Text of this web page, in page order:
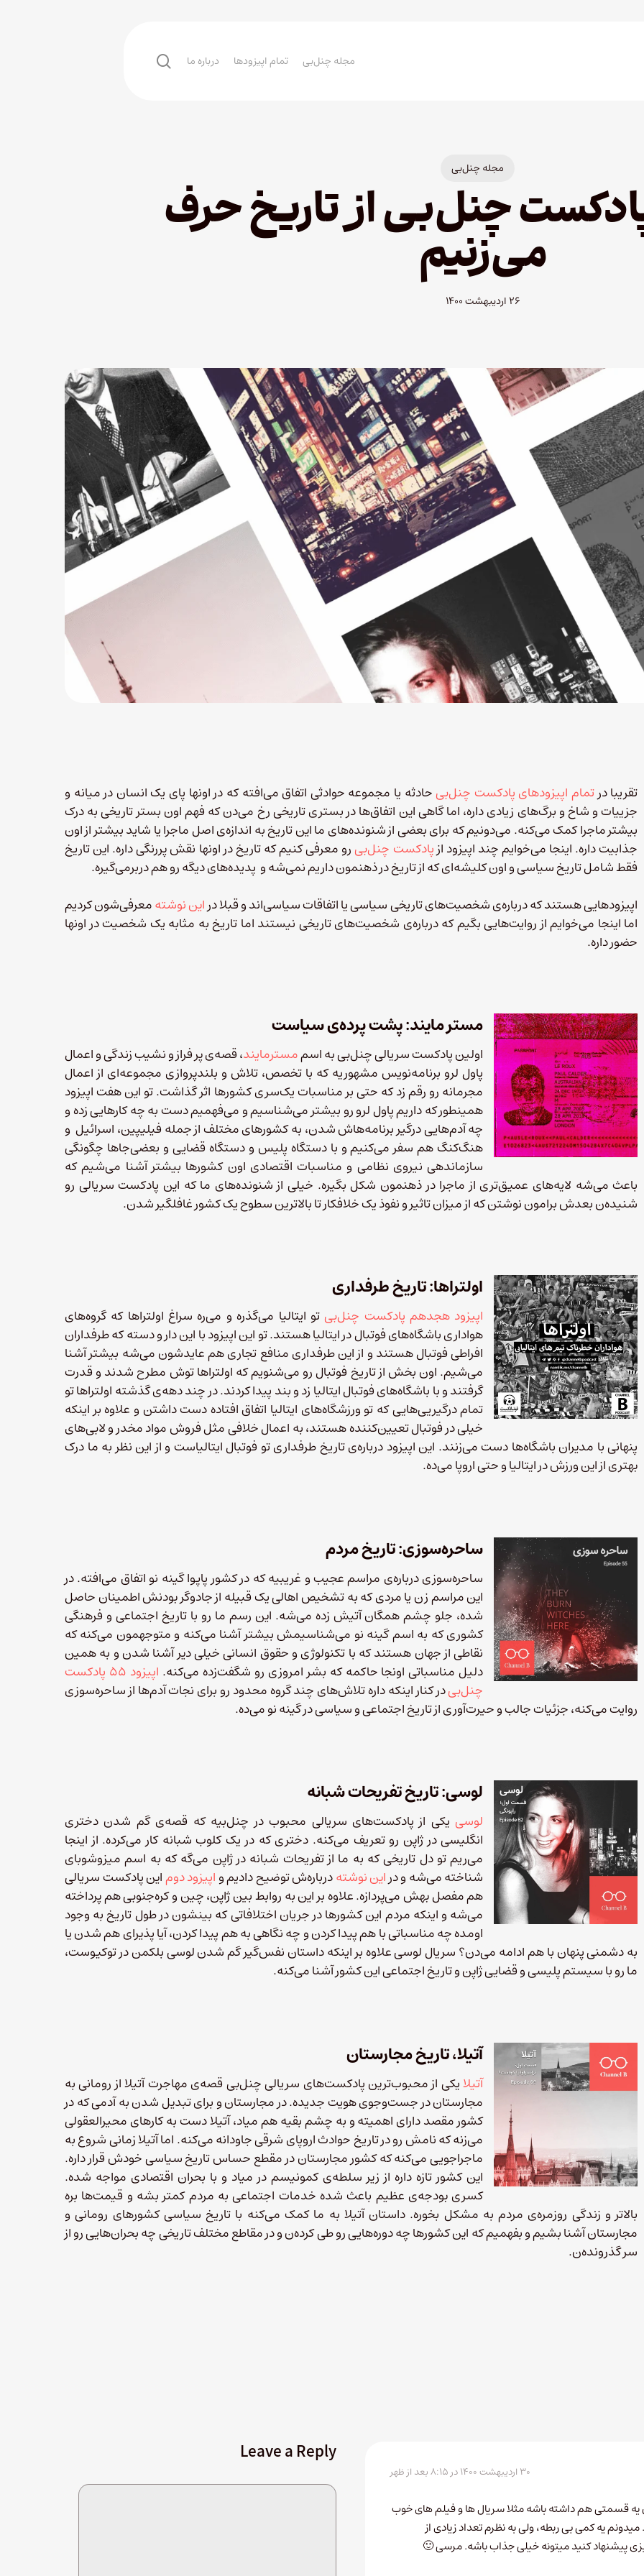
مجله چنل‌بی تمام اپیزودها درباره ما search
مجله چنل‌بی
چنل‌بی از تاریخ حرف
می‌زنیم
۲۶ اردیبهشت ۱۴۰۰
تقریبا درتمام اپیزودهای پادکست چنل‌بی حادثه‌ یا مجموعه حوادثی اتفاق می‌افته که در اونها پای یک انسان در میانه و
جزییات و شاخ و برگ‌های زیادی داره، اما گاهی این اتفاق‌ها در بستری تاریخی رخ می‌دن که فهم اون بستر تاریخی به درک
بیشتر ماجرا کمک می‌کنه. می‌دونیم که برای بعضی از شنونده‌های ما این تاریخ به اندازه‌ی اصل ماجرا یا شاید بیشتر از اون
جذابیت داره. اینجا می‌خوایم چند اپیزود ازپادکست چنل‌بی رو معرفی کنیم که تاریخ در اونها نقش پررنگی داره. این تاریخ
فقط شامل تاریخ سیاسی و اون کلیشه‌ای که از تاریخ در ذهنمون داریم نمی‌شه و پدیده‌های دیگه رو هم دربرمی‌گیره.
اپیزودهایی هستند که درباره‌ی شخصیت‌های تاریخی سیاسی یا اتفاقات سیاسی‌اند و قبلا دراین نوشتهمعرفی‌شون کردیم
اما اینجا می‌خوایم از روایت‌هایی بگیم که درباره‌ی شخصیت‌های تاریخی نیستند اما تاریخ به مثابه یک شخصیت در اونها
حضور داره.
مستر مایند: پشت پرده‌ی سیاست
اولین پادکست سریالی چنل‌بی به اسممسترمایند، قصه‌ی پر فراز و نشیب زندگی و اعمال
پاول لرو برنامه‌نویس مشهوریه که با تخصص، تلاش و بلندپروازی مجموعه‌ای از اعمال
مجرمانه رو رقم زد که حتی بر مناسبات یک‌سری کشورها اثر گذاشت. تو این هفت اپیزود
همینطور که داریم پاول لرو رو بیشتر می‌شناسیم و می‌فهمیم دست به چه کارهایی زده و
چه آدم‌هایی درگیر برنامه‌هاش شدن، به کشورهای مختلف از جمله فیلیپین، اسرائیل و
هنگ‌کنگ هم سفر می‌کنیم و با دستگاه پلیس و دستگاه قضایی و بعضی‌جاها چگونگی
سازماندهی نیروی نظامی و مناسبات اقتصادی اون کشورها بیشتر آشنا می‌شیم که
باعث می‌شه لایه‌های عمیق‌تری از ماجرا در ذهنمون شکل بگیره. خیلی از شنونده‌های ما که این پادکست سریالی رو
شنیده‌ن بعدش برامون نوشتن که از میزان تاثیر و نفوذ یک خلافکار تا بالاترین سطوح یک کشور غافلگیر شدن.
اولتراها: تاریخ طرفداری
اپیزود هجدهم پادکست چنل‌بی تو ایتالیا می‌گذره و می‌ره سراغ اولتراها که گروه‌های
هواداری باشگاه‌های فوتبال در ایتالیا هستند. تو این اپیزود با این دار و دسته‌ که طرفداران
افراطی فوتبال هستند و از این طرفداری منافع تجاری هم عایدشون می‌شه بیشتر آشنا
می‌شیم. اون بخش از تاریخ فوتبال رو می‌شنویم که اولتراها توش مطرح شدند و قدرت
گرفتند و با باشگاه‌های فوتبال ایتالیا زد و بند پیدا کردند. در چند دهه‌ی گذشته اولتراها تو
تمام درگیریی‌هایی که تو ورزشگاه‌های ایتالیا اتفاق افتاده دست داشتن و علاوه بر اینکه
خیلی در فوتبال تعیین‌کننده هستند، به اعمال خلافی مثل فروش مواد مخدر و لابی‌های
پنهانی با مدیران باشگاه‌ها دست می‌زنند. این اپیزود درباره‌ی تاریخ طرفداری تو فوتبال ایتالیاست و از این نظر به ما درک
بهتری از این ورزش در ایتالیا و حتی اروپا می‌ده.
ساحره‌سوزی: تاریخ مردم
ساحره‌سوزی درباره‌ی مراسم عجیب و غریبیه که در کشور پاپوا گینه‌ نو اتفاق می‌افته. در
این مراسم زن یا مردی که به تشخیص اهالی یک قبیله از جادوگر بودنش اطمینان حاصل
شده، جلو چشم همگان آتیش زده می‌شه. این رسم ما رو با تاریخ اجتماعی و فرهنگی
کشوری که به اسم گینه‌ نو می‌شناسیمش بیشتر آشنا می‌کنه و متوجهمون می‌کنه که
نقاطی از جهان هستند که با تکنولوژی و حقوق انسانی خیلی دیر آشنا شدن و به همین
دلیل مناسباتی اونجا حاکمه که بشر امروزی رو شگفت‌زده می‌کنه.
اپیزود ۵۵ پادکست
چنل‌بیدر کنار اینکه داره تلاش‌های چند گروه محدود رو برای نجات آدم‌ها از ساحره‌سوزی
روایت می‌کنه، جزئیات جالب و حیرت‌آوری از تاریخ اجتماعی و سیاسی در گینه‌ نو می‌ده.
لوسی: تاریخ تفریحات شبانه
لوسی یکی از پادکست‌های سریالی محبوب در چنل‌بیه که قصه‌ی گم شدن دختری
انگلیسی در ژاپن رو تعریف می‌کنه. دختری که در یک کلوب شبانه کار می‌کرده. از اینجا
می‌ریم تو دل تاریخی که به ما از تفریحات شبانه در ژاپن می‌گه که به اسم میزوشوبای
شناخته می‌شه و دراین نوشتهدرباره‌ش توضیح دادیم واپیزود دوماین پادکست سریالی
هم مفصل بهش می‌پردازه. علاوه بر این به روابط بین ژاپن، چین و کره‌جنوبی هم پرداخته
می‌شه و اینکه مردم این کشورها در جریان اختلافاتی که بینشون در طول تاریخ به وجود
اومده چه مناسباتی با هم پیدا کردن و چه نگاهی به هم پیدا کردن، آیا پذیرای هم شدن یا
به دشمنی پنهان با هم ادامه می‌دن؟ سریال لوسی علاوه بر اینکه داستان نفس‌گیر گم شدن لوسی بلکمن در توکیوست،
ما رو با سیستم پلیسی و قضایی ژاپن و تاریخ اجتماعی این کشور آشنا می‌کنه.
آتیلا، تاریخ مجارستان
آتیلایکی از محبوب‌ترین پادکست‌های سریالی چنل‌بی قصه‌ی مهاجرت آتیلا از رومانی به
مجارستان در جست‌وجوی هویت جدیده. در مجارستان و برای تبدیل شدن به آدمی که در
کشور مقصد دارای اهمیته و به چشم بقیه هم میاد، آتیلا دست به کارهای محیرالعقولی
می‌زنه که نامش رو در تاریخ حوادث اروپای شرقی جاودانه می‌کنه. اما آتیلا زمانی شروع به
ماجراجویی می‌کنه که کشور مجارستان در مقطع حساس تاریخ سیاسی خودش قرار داره.
این کشور تازه داره از زیر سلطه‌ی کمونیسم در میاد و با بحران اقتصادی مواجه شده.
کسری بودجه‌ی عظیم باعث شده خدمات اجتماعی به مردم کمتر بشه و قیمت‌ها بره
بالاتر و زندگی روزمره‌ی مردم به مشکل بخوره. داستان آتیلا به ما کمک می‌کنه با تاریخ سیاسی کشورهای رومانی و
مجارستان آشنا بشیم و بفهمیم که این کشورها چه دوره‌هایی رو طی کرده‌ن و در مقاطع مختلف تاریخی چه بحران‌هایی رو از
سر گذرونده‌ن.
۳۰ اردیبهشت ۱۴۰۰ در ۸:۱۵ بعد از ظهر
قسمتی هم داشته باشه مثلا سریال ها و فیلم های خوب
یه کمی بی ربطه، ولی به نظرم تعداد زیادی از
پیشنهاد کنید میتونه خیلی جذاب باشه. مرسی 🙂
Leave a Reply